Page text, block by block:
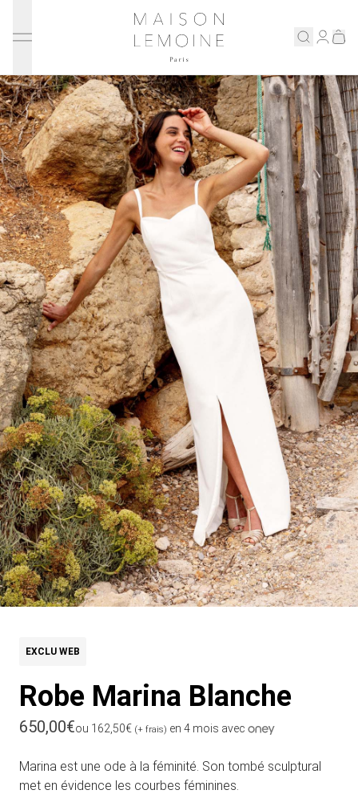
Eshop
Notre maison
Prenons rendez-vous
ENGLISH
Maison Lemoine
EXCLU WEB
Robe Marina Blanche
Prix habituel
650,00€ou 162,50€ (+ frais) en 4 mois avec
Marina est une ode à la féminité. Son tombé sculptural
met en évidence les courbes féminines.